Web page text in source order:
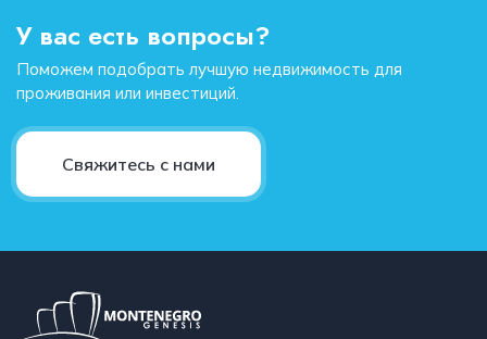
У вас есть вопросы?
Поможем подобрать лучшую недвижимость для
проживания или инвестиций.
Свяжитесь с нами